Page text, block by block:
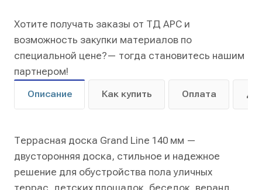
Хотите получать заказы от ТД АРС и
возможность закупки материалов по
специальной цене?— тогда становитесь нашим
партнером!
Описание Как купить Оплата
Террасная доска Grand Line 140 мм —
двусторонняя доска, стильное и надежное
решение для обустройства пола уличных
террас, детских площадок, беседок, веранд.